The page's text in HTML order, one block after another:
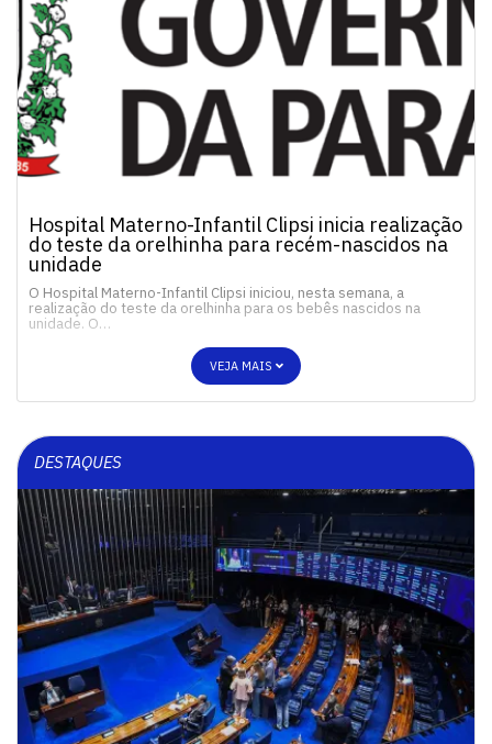
Hospital Materno-Infantil Clipsi inicia realização
do teste da orelhinha para recém-nascidos na
unidade
O Hospital Materno-Infantil Clipsi iniciou, nesta semana, a
realização do teste da orelhinha para os bebês nascidos na
unidade. O…
VEJA MAIS
DESTAQUES